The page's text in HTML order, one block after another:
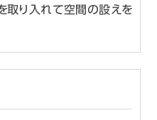
取り入れて空間の設えを